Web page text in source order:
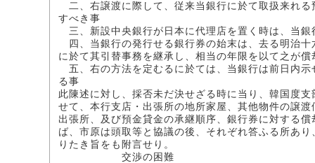
二、右譲渡に際して、従来当銀行に於て取扱来れ
すべき事
三、新設中央銀行が日本に代理店を置く時は、当
四、当銀行の発行せる銀行券の始末は、去る明治
に於て其引替事務を継承し、相当の年限を以て之が
五、右の方法を定むるに於ては、当銀行は前日内
る事
此陳述に対し、採否未だ決せざる時に当り、韓国度
せて、本行支店・出張所の地所家屋、其他物件の譲
出張所、及び預金貸金の承継順序、銀行券に対する
ば、市原は頭取等と協議の後、それぞれ答ふる所あ
りたき旨をも附言せり。
交渉の困難